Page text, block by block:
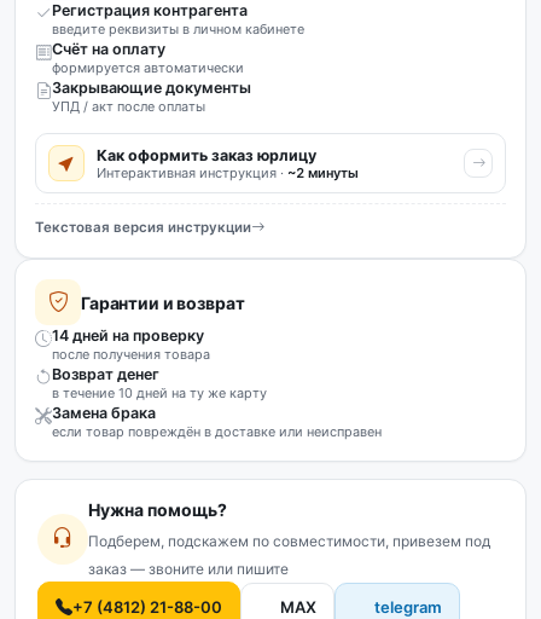
Регистрация контрагента
введите реквизиты в личном кабинете
Счёт на оплату
формируется автоматически
Закрывающие документы
УПД / акт после оплаты
Как оформить заказ юрлицу
Интерактивная инструкция · ~2 минуты
Текстовая версия инструкции
Гарантии и возврат
14 дней на проверку
после получения товара
Возврат денег
в течение 10 дней на ту же карту
Замена брака
если товар повреждён в доставке или неисправен
Нужна помощь?
Подберем, подскажем по совместимости, привезем под
заказ — звоните или пишите
+7 (4812) 21-88-00 MAX telegram